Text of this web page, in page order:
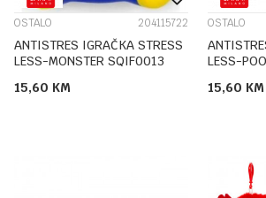
OSTALO 204115722
ANTISTRES IGRAČKA STRESS
LESS-MONSTER SQIF0013
15,60 KM
OSTALO
LESS-
15,60 KM